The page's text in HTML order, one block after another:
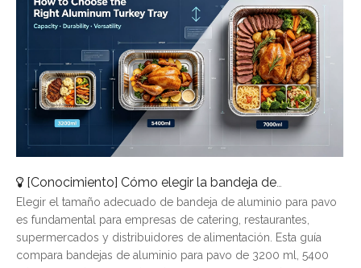
[Conocimiento] Cómo elegir la bandeja de aluminio para pavo adecuada: una guía de tamaños completa
Elegir el tamaño adecuado de bandeja de aluminio para pavo
es fundamental para empresas de catering, restaurantes,
supermercados y distribuidores de alimentación. Esta guía
compara bandejas de aluminio para pavo de 3200 ml, 5400